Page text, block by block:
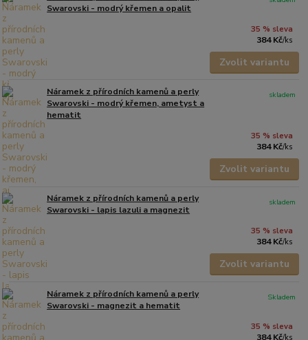
Swarovski - modrý křemen a opalit
35 % sleva
384 Kč/ks
Zvolit variantu
Náramek z přírodních kamenů a perly
Swarovski - modrý křemen, ametyst a
hematit
35 % sleva
384 Kč/ks
skladem
Zvolit variantu
Náramek z přírodních kamenů a perly
Swarovski - lapis lazuli a magnezit
35 % sleva
384 Kč/ks
skladem
Zvolit variantu
Náramek z přírodních kamenů a perly
Swarovski - magnezit a hematit
35 % sleva
384 Kč/ks
Skladem